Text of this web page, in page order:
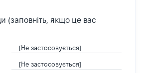
(заповніть, якщо це вас
[Не застосовується]
[Не застосовується]